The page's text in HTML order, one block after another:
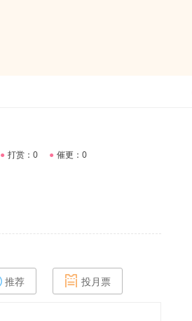
● 打赏：0 ● 催更：0
推荐 投月票